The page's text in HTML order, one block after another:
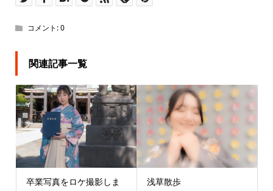
コメント:0
関連記事一覧
卒業写真をロケ撮影しま 浅草散歩